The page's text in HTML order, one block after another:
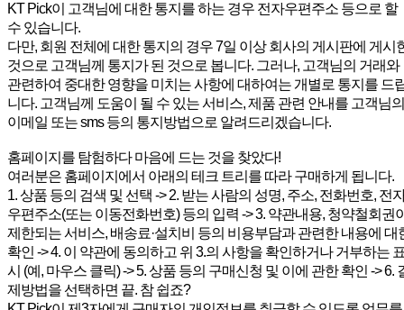
KT Pick이 고객님에 대한 통지를 하는 경우 전자우편주소 등으로 할
수 있습니다.
다만, 회원 전체에 대한 통지의 경우 7일 이상 회사의 게시판에 게시
것으로 고객님께 통지가 된 것으로 봅니다. 그러나, 고객님의 거래와
관련하여 중대한 영향을 미치는 사항에 대하여는 개별로 통지를 드
니다. 고객님께 도움이 될 수 있는 서비스, 제품 관련 안내를 고객님의
이메일 또는 sms 등의 통지방법으로 알려드리겠습니다.
홈페이지를 탐험하다 마음에 드는 것을 찾았다!
여러분은 홈페이지에서 아래의 테크 트리를 따라 구매하게 됩니다.
1. 상품 등의 검색 및 선택 -> 2. 받는 사람의 성명, 주소, 전화번호, 전
우편주소(또는 이동전화번호) 등의 입력 -> 3. 약관내용, 청약철회권
제한되는 서비스, 배송료·설치비 등의 비용부담과 관련한 내용에 대
확인 -> 4. 이 약관에 동의하고 위 3.의 사항을 확인하거나 거부하는
시 (예, 마우스 클릭) -> 5. 상품 등의 구매신청 및 이에 관한 확인 -> 6.
제방법을 선택하면 끝. 참 쉽죠?